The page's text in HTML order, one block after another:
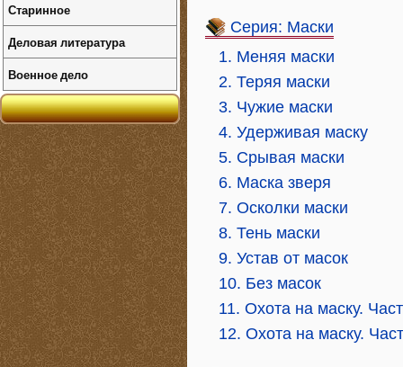
Серия: Маски
1. Меняя маски
2. Теряя маски
3. Чужие маски
4. Удерживая маску
5. Срывая маски
6. Маска зверя
7. Осколки маски
8. Тень маски
9. Устав от масок
10. Без масок
11. Охота на маску.
12. Охота на маску.
Старинное
Деловая литература
Военное дело